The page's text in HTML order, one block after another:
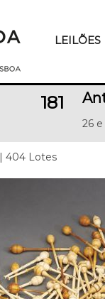
LEILÕES
181
26
| 404 Lotes